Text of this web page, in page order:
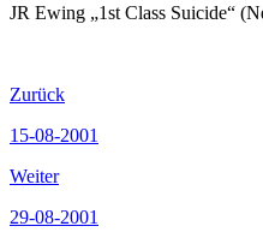
JR Ewing „1st Class Suicide“
Zurück
15-08-2001
Weiter
29-08-2001